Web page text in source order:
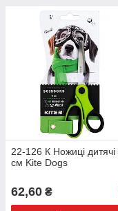
22-126 К Ножиці дитячі
см Kite Dogs
62,60 ₴